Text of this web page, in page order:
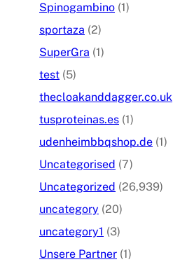
Spinogambino (1)
sportaza (2)
SuperGra (1)
test (5)
thecloakanddagger.co.uk
tusproteinas.es (1)
udenheimbbqshop.de (1)
Uncategorised (7)
Uncategorized (26,939)
uncategory (20)
uncategory1 (3)
Unsere Partner (1)